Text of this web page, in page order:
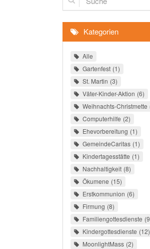
Kategorien
Alle
Gartenfest 1
St. Martin 3
Väter-Kinder-Aktion 6
Weihnachts-Christmette
Computerhilfe 2
Ehevorbereitung 1
GemeindeCaritas 1
Kindertagesstätte 1
Nachhaltigkeit 8
Ökumene 15
Erstkommunion 6
Firmung 8
Familiengottesdienste 9
Kindergottesdienste 12
MoonlightMass 2